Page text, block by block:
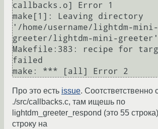
callbacks.o] Error 1
make[1]: Leaving directory
'/home/username/lightdm-mini-
greeter/lightdm-mini-greeter'
Makefile:383: recipe for
failed
Про это есть issue. Соотстветственно
./src/callbacks.c, там ищешь по
lightdm_greeter_respond (это 55
строку на